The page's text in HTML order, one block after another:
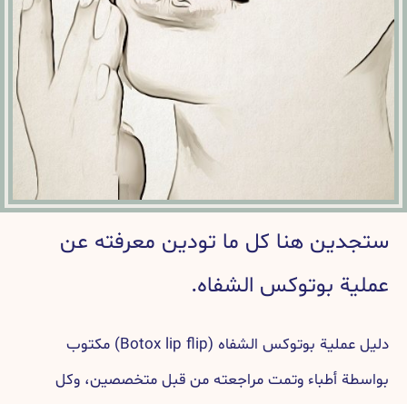
ستجدين هنا كل ما تودين معرفته عن
عملية بوتوكس الشفاه.
دليل عملية بوتوكس الشفاه (Botox lip flip) مكتوب
بواسطة أطباء وتمت مراجعته من قبل متخصصين، وكل